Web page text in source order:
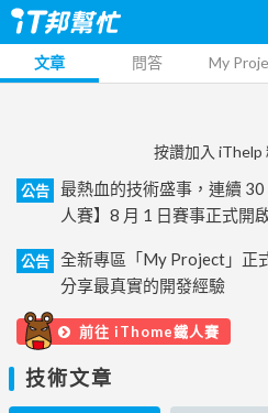
文章 問答 My
按讚加入 iThelp
公告
最熱血的技術盛事，連續
人賽】8 月 1 日賽事正式開
公告
全新專區「My Project」正
分享最真實的開發經驗
前往 iThome鐵人賽
技術文章